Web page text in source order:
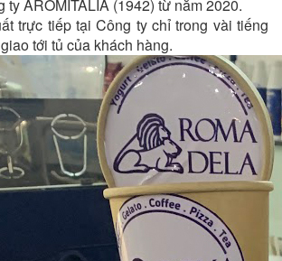
ty AROMITALIA (1942) từ năm 2020.
trực tiếp tại Công ty chỉ trong vài tiếng
tới tủ của khách hàng.